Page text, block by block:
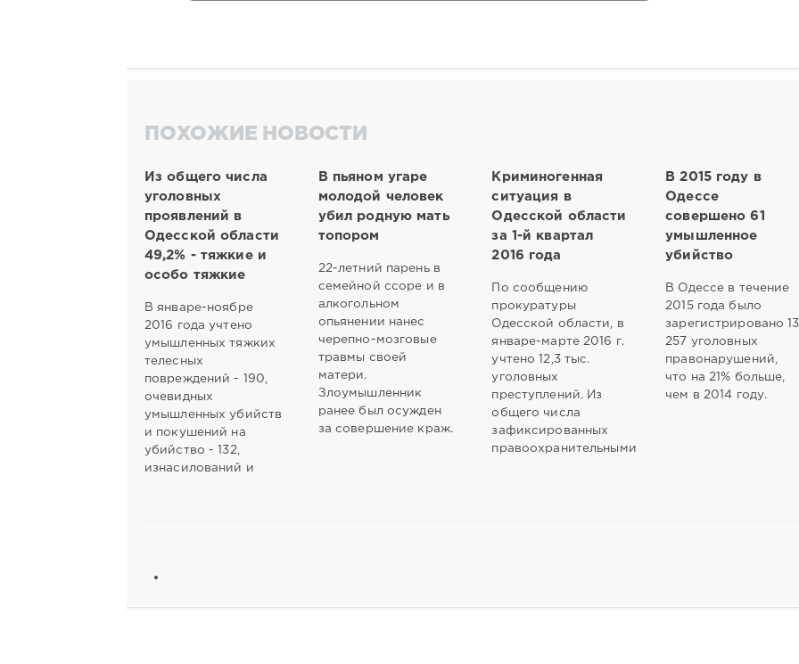
ПОХОЖИЕ НОВОСТИ
Из общего числа
уголовных
проявлений в
Одесской области
49,2% - тяжкие и
особо тяжкие
В январе-ноябре
2016 года учтено
умышленных тяжких
телесных
повреждений - 190,
очевидных
умышленных убийств
и покушений на
убийство - 132,
изнасилований и
В пьяном угаре
молодой человек
убил родную мать
топором
22-летний парень в
семейной ссоре и в
алкогольном
опьянении нанес
черепно-мозговые
травмы своей
матери.
Злоумышленник
ранее был осужден
за совершение краж.
Криминогенная
ситуация в
Одесской области
за 1-й квартал
2016 года
По сообщению
прокуратуры
Одесской области, в
январе-марте 2016 г.
учтено 12,3 тыс.
уголовных
преступлений. Из
общего числа
зафиксированных
правоохранительными
В 2015 году в
Одессе
совершено 61
умышленное
убийство
В Одессе в течение
2015 года было
зарегистрировано 13
257 уголовных
правонарушений,
что на 21% больше,
чем в 2014 году.